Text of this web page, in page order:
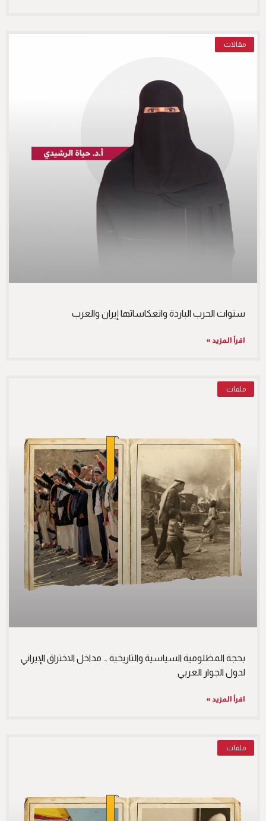
مقالات
سنوات الحرب الباردة وانعكاساتها إيران والعرب
اقرأ المزيد »
ملفات
بحجة المظلومية السياسية والتاريخية … مداخل الاختراق الإيراني
لدول الجوار العربي
اقرأ المزيد »
ملفات